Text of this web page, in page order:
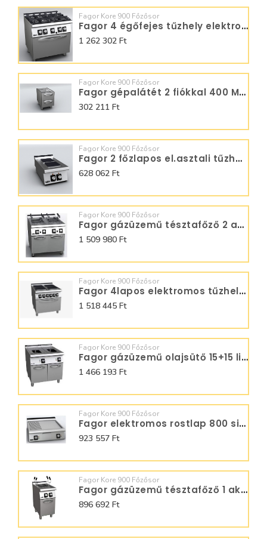
Fagor Kore 900 Főzősor
Fagor 4 égőfejes tűzhely elektromos sütővel C-GE941
1 262 302 Ft
Fagor Kore 900 Főzősor
Fagor gépalátét 2 fiókkal 400 MB-905C
302 211 Ft
Fagor Kore 900 Főzősor
Fagor 2 főzlapos el.asztali tűzhely C-E920
628 062 Ft
Fagor Kore 900 Főzősor
Fagor gázüzemű tésztafőző 2 aknás CP-G910
1 509 980 Ft
Fagor Kore 900 Főzősor
Fagor 4lapos elektromos tűzhely C-E941
1 518 445 Ft
Fagor Kore 900 Főzősor
Fagor gázüzemű olajsütő 15+15 liter F-G9215
1 466 193 Ft
Fagor Kore 900 Főzősor
Fagor elektromos rostlap 800 sima-bordázott FT-E910 L+R
923 557 Ft
Fagor Kore 900 Főzősor
Fagor gázüzemű tésztafőző 1 aknás CP-G905
896 692 Ft